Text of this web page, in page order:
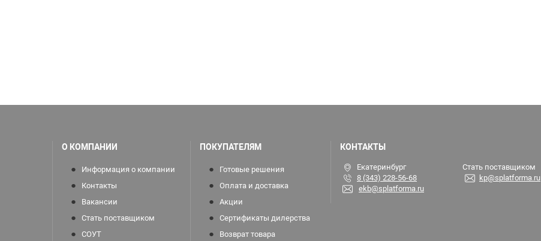
О КОМПАНИИ
Информация о компании
Контакты
Вакансии
Стать поставщиком
СОУТ
ПОКУПАТЕЛЯМ
Готовые решения
Оплата и доставка
Акции
Сертификаты дилерства
Возврат товара
КОНТАКТЫ
Екатеринбург
8 (343) 228-56-68
ekb@splatforma.ru
Стать поставщиком
kp@splatforma.ru